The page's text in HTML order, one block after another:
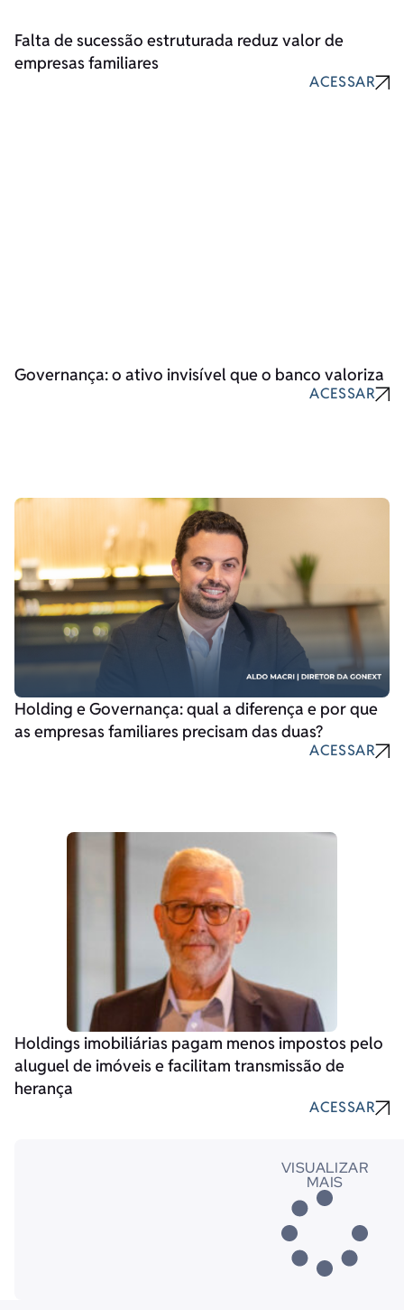
Falta de sucessão estruturada reduz valor de
empresas familiares
ACESSAR
Governança: o ativo invisível que o banco valoriza
ACESSAR
Holding e Governança: qual a diferença e por que
as empresas familiares precisam das duas?
ACESSAR
Holdings imobiliárias pagam menos impostos pelo
aluguel de imóveis e facilitam transmissão de
herança
ACESSAR
VISUALIZAR
MAIS